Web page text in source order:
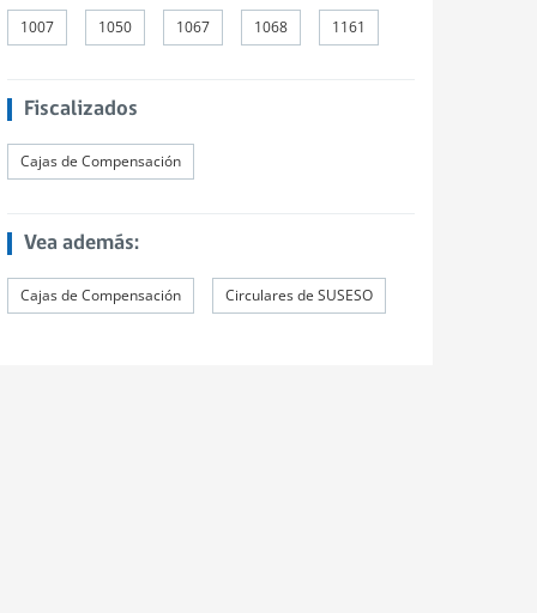
1007 1050 1067 1068 1161
Fiscalizados
Cajas de Compensación
Vea además:
Cajas de Compensación Circulares de SUSESO